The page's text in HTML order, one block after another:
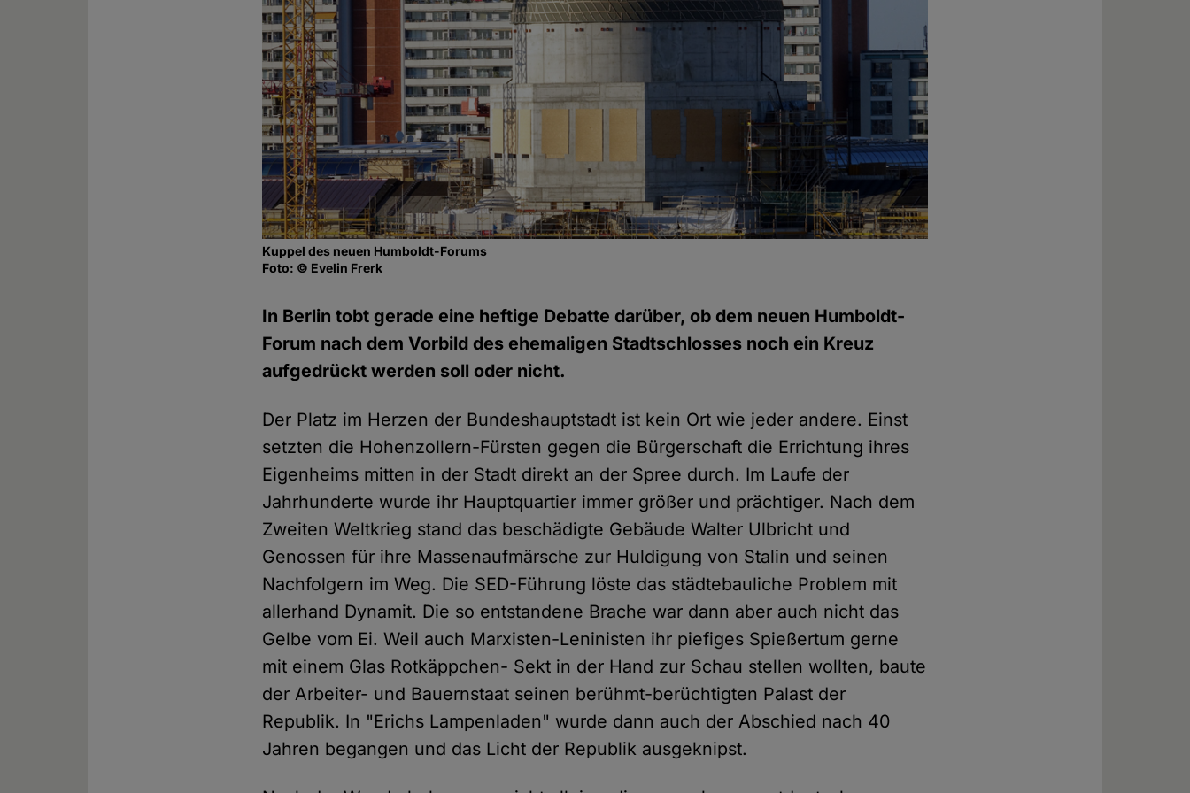
Kuppel des neuen Humboldt-Forums
Foto: © Evelin Frerk
In Berlin tobt gerade eine heftige Debatte darüber, ob dem neuen Humboldt-
Forum nach dem Vorbild des ehemaligen Stadtschlosses noch ein Kreuz
aufgedrückt werden soll oder nicht.
Der Platz im Herzen der Bundeshauptstadt ist kein Ort wie jeder andere. Einst
setzten die Hohenzollern-Fürsten gegen die Bürgerschaft die Errichtung ihres
Eigenheims mitten in der Stadt direkt an der Spree durch. Im Laufe der
Jahrhunderte wurde ihr Hauptquartier immer größer und prächtiger. Nach dem
Zweiten Weltkrieg stand das beschädigte Gebäude Walter Ulbricht und
Genossen für ihre Massenaufmärsche zur Huldigung von Stalin und seinen
Nachfolgern im Weg. Die SED-Führung löste das städtebauliche Problem mit
allerhand Dynamit. Die so entstandene Brache war dann aber auch nicht das
Gelbe vom Ei. Weil auch Marxisten-Leninisten ihr piefiges Spießertum gerne
mit einem Glas Rotkäppchen- Sekt in der Hand zur Schau stellen wollten, baute
der Arbeiter- und Bauernstaat seinen berühmt-berüchtigten Palast der
Republik. In "Erichs Lampenladen" wurde dann auch der Abschied nach 40
Jahren begangen und das Licht der Republik ausgeknipst.